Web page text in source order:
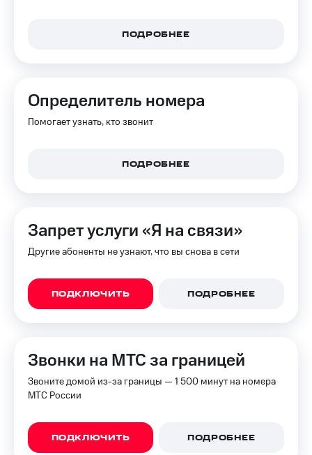
ПОДРОБНЕЕ
Определитель номера
Помогает узнать, кто звонит
ПОДРОБНЕЕ
Запрет услуги «Я на связи»
Другие абоненты не узнают, что вы снова в сети
ПОДКЛЮЧИТЬ ПОДРОБНЕЕ
Звонки на МТС за границей
Звоните домой из-за границы — 1 500 минут на номера
МТС России
ПОДКЛЮЧИТЬ ПОДРОБНЕЕ